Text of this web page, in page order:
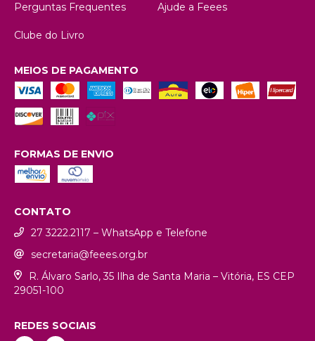
Perguntas Frequentes Ajude a Feees
Clube do Livro
MEIOS DE PAGAMENTO
FORMAS DE ENVIO
CONTATO
27 3222.2117 – WhatsApp e Telefone
secretaria@feees.org.br
R. Álvaro Sarlo, 35 Ilha de Santa Maria – Vitória, ES CEP
29051-100
REDES SOCIAIS